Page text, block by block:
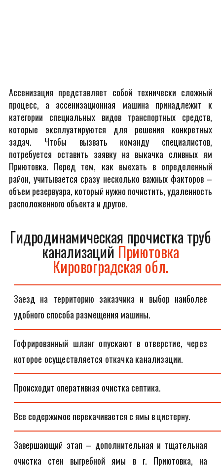
Ассенизация представляет собой технически сложный
процесс, а ассенизационная машина принадлежит к
категории специальных видов транспортных средств,
которые эксплуатируются для решения конкретных
задач. Чтобы вызвать команду специалистов,
потребуется оставить заявку на выкачка сливных ям
Приютовка. Перед тем, как выехать в определенный
район, учитывается сразу несколько важных факторов –
объем резервуара, который нужно почистить, удаленность
расположенного объекта и другое.
Гидродинамическая прочистка труб
канализаций Приютовка
Кировоградская обл.
Заезд на территорию заказчика и выбор наиболее
удобного способа размещения машины.
Гофрированный шланг опускают в отверстие, через
которое осуществляется откачка канализации.
Происходит оперативная очистка септика.
Все содержимое перекачивается с ямы в цистерну.
Завершающий этап – дополнительная и тщательная
очистка стен выгребной ямы в г. Приютовка, на